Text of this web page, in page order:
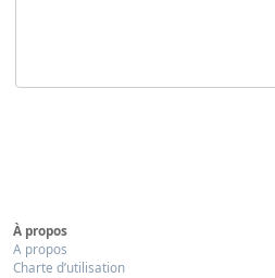
À propos
A propos
Charte d’utilisation